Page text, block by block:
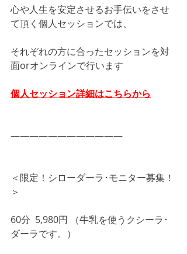
心や人生を安定させるお手伝いをさせ
て頂く個人セッションでは、
それぞれの方に合ったセッションを対
面orオンラインで行います
個人セッション詳細はこちらから
――――――――――――
＜限定！シローダーラ･モニター募集！
＞
60分  5,980円 （牛乳を使うクシーラ･
ダーラです。）